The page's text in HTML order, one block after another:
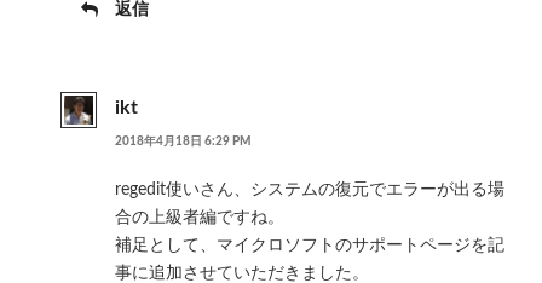
返信
ikt
2018年4月18日 6:29 PM
regedit使いさん、システムの復元でエラーが出る場
合の上級者編ですね。
補足として、マイクロソフトのサポートページを記
事に追加させていただきました。